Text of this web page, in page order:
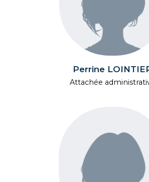
Perrine
Attachée